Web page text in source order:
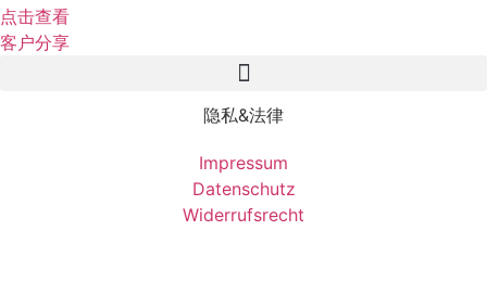
点击查看
客户分享
隐私&法律
Impressum
Datenschutz
Widerrufsrecht